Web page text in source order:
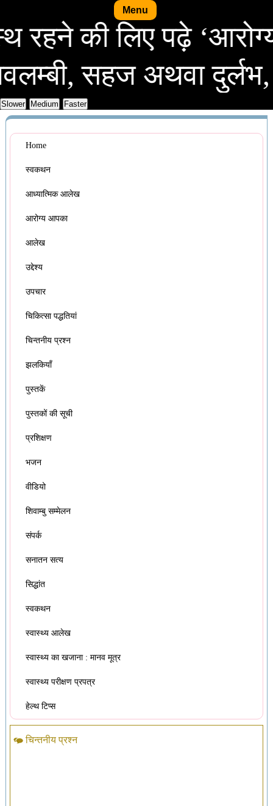
Menu
स्वस्थ रहने की लिए पढ़े
सहज अथवा दुर्लभ,
Home
स्वकथन
आध्यात्मिक आलेख
आरोग्य आपका
आलेख
उद्देश्य
उपचार
चिकित्सा पद्धतियां
चिन्तनीय प्रश्न
झलकियाँ
पुस्तकें
पुस्तकों की सूची
प्रशिक्षण
भजन
वीडियो
शिवाम्बु सम्मेलन
संपर्क
सनातन सत्य
सिद्धांत
स्वकथन
स्वास्थ्य आलेख
स्वास्थ्य का खजाना : मानव मूत्र
स्वास्थ्य परीक्षण प्रपत्र
हेल्थ टिप्स
चिन्तनीय प्रश्न